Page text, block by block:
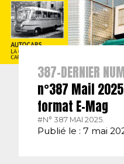
387-DERNIER
n°387 Mail
format E-Mag
#N° 387 MAI 2025.
Publié le : 7 mai